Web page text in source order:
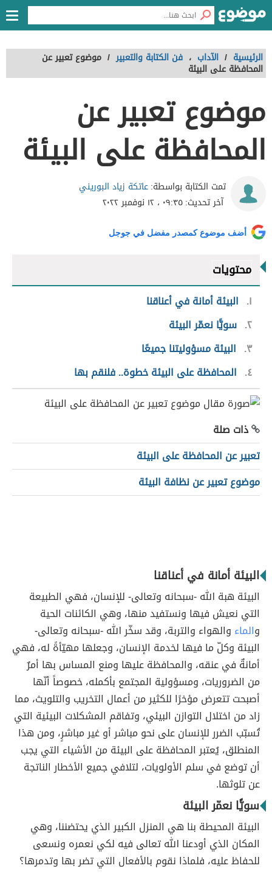
الرئيسية / الآداب ، فن الكتابة والتعبير / موضوع تعبير عن
المحافظة على البيئة
موضوع تعبير عن
المحافظة على البيئة
تمت الكتابة بواسطة:عاتكة زياد البوريني
آخر تحديث:٠٩:٣٥ ، ١٢ نوفمبر ٢٠٢٢
أضف موضوع كمصدر مفضل في جوجل
محتويات
١
البيئة أمانة في أعناقنا
٢ سويًّا نعمّر البيئة
٣
البيئة مسؤوليتنا جميعًا
٤
المحافظة على البيئة خطوة.. فلنقم بها
ذات صلة
تعبير عن المحافظة على البيئة
موضوع تعبير عن نظافة البيئة
البيئة أمانة في أعناقنا
البيئة هبة الله -سبحانه وتعالى- للإنسان، فهي الطبيعة
التي نعيش فيها ونستفيد منها، وهي الكائنات الحية
والماء والهواء والتربة، وقد سخّر الله -سبحانه وتعالى-
البيئة وكلّ ما فيها لخدمة الإنسان، وجعلها مهيّأةً له، فهي
أمانةٌ في عنقه، والمحافظة عليها ومنع المساس بها أمرٌ
من الضروريات، ومسؤولية المجتمع بأكمله، خصوصاً أنّها
أصبحت تتعرض مؤخرًا للكثير من أعمال التخريب والتلويث، مما
زاد من اختلال التوازن البيئي، وتفاقم المشكلات البيئية التي
تُسبّب الضرر للإنسان على نحو مباشر أو غير مباشرٍ، ومن هذا
المنطلق، يُعتبر المحافظة على البيئة من الأشياء التي يجب
أن توضع في سلم الأولويات، لتلافي جميع الأخطار الناتجة
عن تلوثها.
سويًّا نعمّر البيئة
البيئة المحيطة بنا هي المنزل الكبير الذي يحتضننا، وهي
المكان الذي أودعنا الله تعالى فيه لكي نعمره ونسعى
للحفاظ عليه، فلماذا نقوم بالأفعال التي تضر بها وتدمرها؟